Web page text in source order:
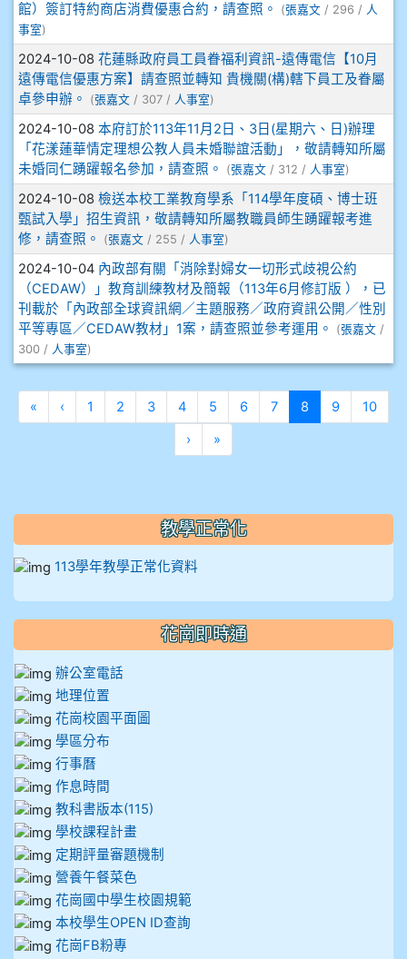
909林朝智
910謝尚橙
910呂芃澔
910溫婕伶
911王祉傑
911張 婷
912彭子宸
914王苡澄
館）簽訂特約商店消費優惠合約，請查照。
(張嘉文 / 296 / 人
事室)
2024-10-08 花蓮縣政府員工員眷福利資訊-遠傳電信【10月
遠傳電信優惠方案】請查照並轉知 貴機關(構)轄下員工及眷屬
卓參申辦。
(張嘉文 / 307 / 人事室)
2024-10-08 本府訂於113年11月2日、3日(星期六、日)辦理
「花漾蓮華情定理想公教人員未婚聯誼活動」，敬請轉知所屬
未婚同仁踴躍報名參加，請查照。
(張嘉文 / 312 / 人事室)
2024-10-08 檢送本校工業教育學系「114學年度碩、博士班
甄試入學」招生資訊，敬請轉知所屬教職員師生踴躍報考進
修，請查照。
(張嘉文 / 255 / 人事室)
2024-10-04 內政部有關「消除對婦女一切形式歧視公約
（CEDAW）」教育訓練教材及簡報（113年6月修訂版 ），已
刊載於「內政部全球資訊網／主題服務／政府資訊公開／性別
平等專區／CEDAW教材」1案，請查照並參考運用。
(張嘉文 /
300 / 人事室)
« 第一頁
‹ 上一頁
1 2 3 4 5 6 7 8 (目前頁次)
9
10
›下一頁
»最後頁
教學正常化
113學年教學正常化資料
花崗即時通
辦公室電話
地理位置
花崗校園平面圖
學區分布
行事曆
作息時間
教科書版本(115)
學校課程計畫
定期評量審題機制
營養午餐菜色
花崗國中學生校園規範
本校學生OPEN ID查詢
花崗FB粉專